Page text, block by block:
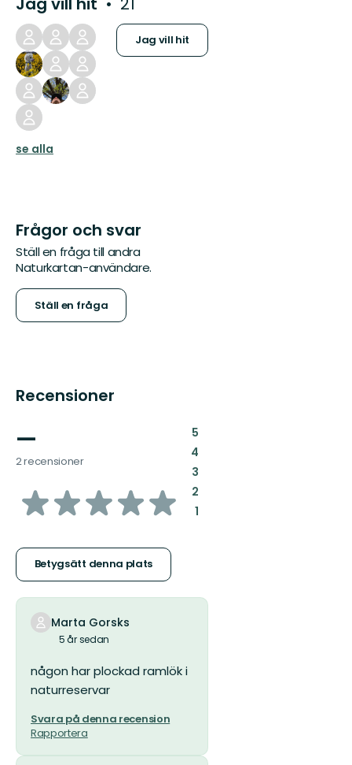
Jag vill hit
se alla
Frågor och svar
Ställ en fråga till andra
Naturkartan-användare.
Ställ en fråga
Recensioner
—
2 recensioner
av
stjärnor
Betygsätt denna plats
5:
4:
3:
2:
1:
Marta Gorsks
5 år sedan
någon har plockad ramlök i
naturreservar
Svara på denna recension
Rapportera